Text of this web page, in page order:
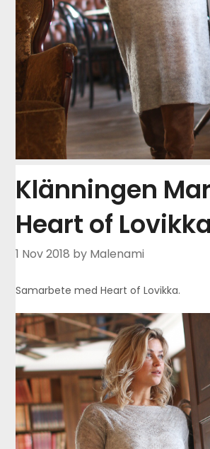
Klänningen
Heart of Lovikka
1 Nov 2018 by Malenami
Samarbete med Heart of Lovikka.